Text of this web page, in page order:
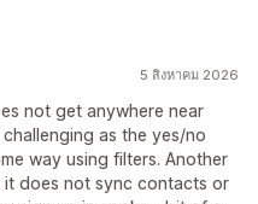
5 สิงหาคม 2026
not get anywhere near
as the yes/no
way using filters. Another
does not sync contacts or